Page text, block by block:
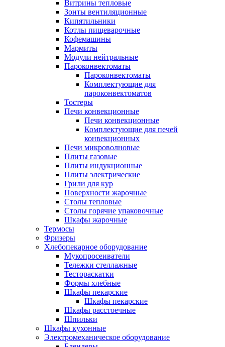
Витрины тепловые
Зонты вентиляционные
Кипятильники
Котлы пищеварочные
Кофемашины
Мармиты
Модули нейтральные
Пароконвектоматы
Пароконвектоматы
Комплектующие для
пароконвектоматов
Тостеры
Печи конвекционные
Печи конвекционные
Комплектующие для печей
конвекционных
Печи микроволновые
Плиты газовые
Плиты индукционные
Плиты электрические
Грили для кур
Поверхности жарочные
Столы тепловые
Столы горячие упаковочные
Шкафы жарочные
Термосы
Фризеры
Хлебопекарное оборудование
Мукопросеиватели
Тележки стеллажные
Тестораскатки
Формы хлебные
Шкафы пекарские
Шкафы пекарские
Шкафы расстоечные
Шпильки
Шкафы кухонные
Электромеханическое оборудование